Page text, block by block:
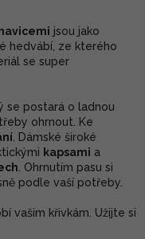
jsou jako
hedvábí, ze kterého
se super
se postará o ladnou
ohrnout. Ke
. Dámské široké
kapsami a
. Ohrnutím pasu si
podle vaší potřeby.
vašim křivkám. Užijte si